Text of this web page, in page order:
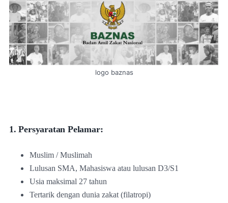
logo baznas
1. Persyaratan Pelamar:
Muslim / Muslimah
Lulusan SMA, Mahasiswa atau lulusan D3/S1
Usia maksimal 27 tahun
Tertarik dengan dunia zakat (filatropi)